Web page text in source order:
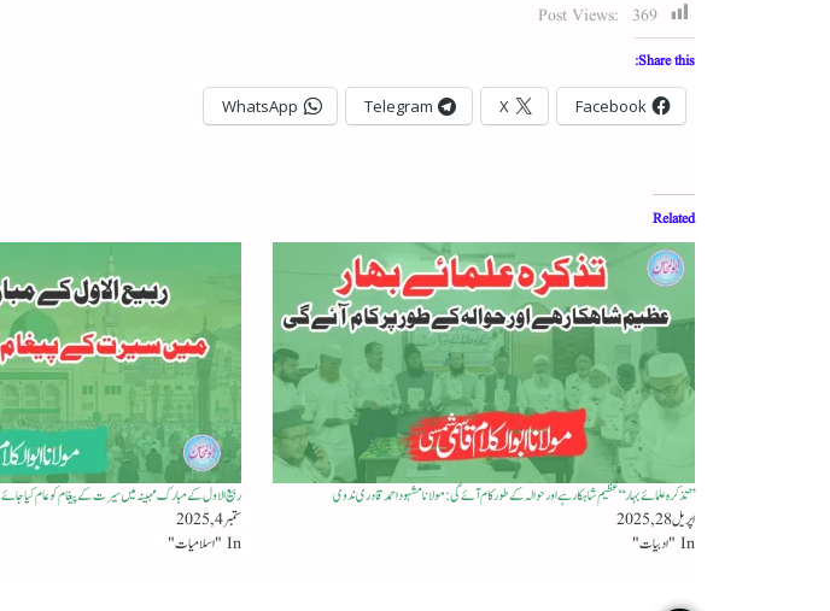
Post Views: 369
Share this:
Facebook
X
Telegram
WhatsApp
Related
’’ تذکرہ علمائے بہار‘‘ عظیم شاہکارہےاور حوالہ کے طور کام آئے گی : مولانا مشہود احمد قادری ندوی
اپریل 28, 2025
In "ادبیات"
ربیع الاول کے مبارک مہینہ میں سیرت کے پیغام کو عام کیا جائے
ستمبر 4, 2025
In "اسلامیات"